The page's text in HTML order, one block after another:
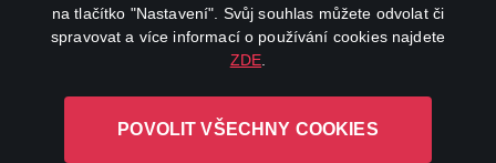
na tlačítko "Nastavení". Svůj souhlas můžete odvolat či
spravovat a více informací o používání cookies najdete
ZDE
POVOLIT VŠECHNY COOKIES
L-1246 Luxembourg R.C.S.